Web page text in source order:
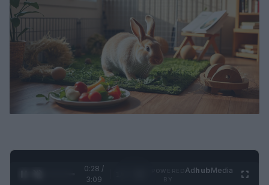
0:29 /
3:09
AdhubMedia